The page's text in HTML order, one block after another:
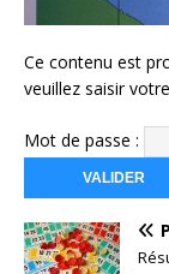
Ce contenu est
veuillez saisir
Mot de passe :